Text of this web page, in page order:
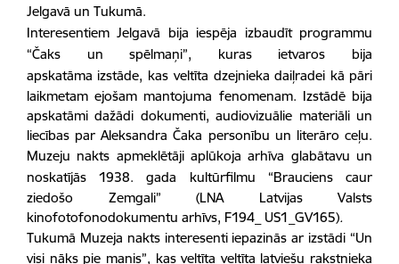
Jelgavā un Tukumā.
Interesentiem Jelgavā bija iespēja izbaudītprogrammu
“Čaks un spēlmaņi”, kuras ietvaros bija
apskatāma izstāde, kas veltīta dzejnieka daiļradei kā pāri
laikmetam ejošam mantojuma fenomenam. Izstādē bija
apskatāmi dažādi dokumenti, audiovizuālie materiāli un
liecības par Aleksandra Čaka personību un literāro ceļu.
Muzeju nakts apmeklētāji aplūkoja arhīva glabātavu un
noskatījās 1938. gada kultūrfilmu “Brauciens caur
ziedošo Zemgali” (LNA Latvijas Valsts
kinofotofonodokumentu arhīvs, F194_ US1_GV165).
Tukumā Muzeja nakts interesenti iepazinās ar izstādi “Un
visi nāks pie manis”, kas veltīta veltīta latviešu rakstnieka